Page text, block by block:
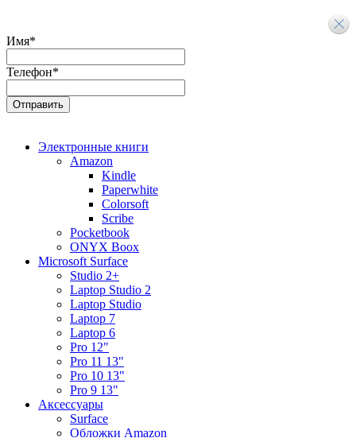
Имя*
Телефон*
Электронные книги
Amazon
Kindle
Paperwhite
Colorsoft
Scribe
Pocketbook
ONYX Boox
Microsoft Surface
Studio 2+
Laptop Studio 2
Laptop Studio
Laptop 7
Laptop 6
Pro 12"
Pro 11 13"
Pro 10 13"
Pro 9 13"
Аксессуары
Surface
Обложки Amazon